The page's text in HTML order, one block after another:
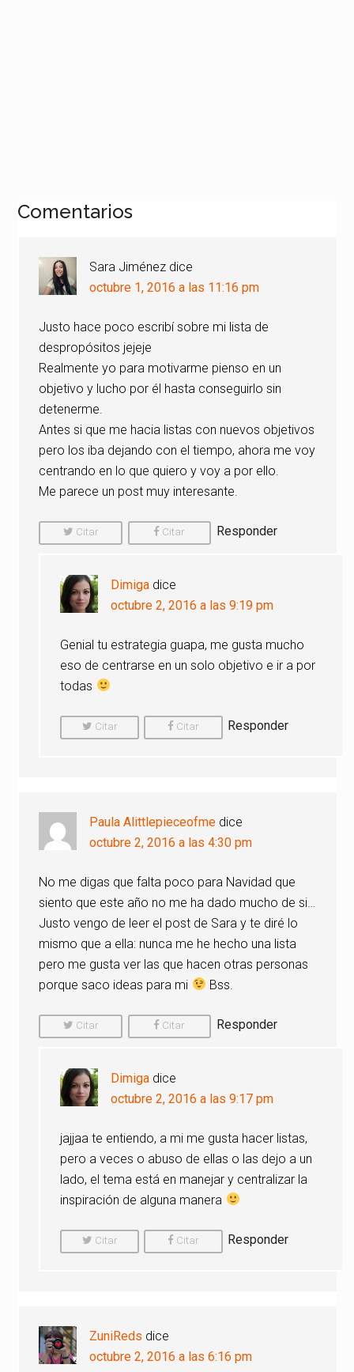
Interacciones
los
lectores
Comentarios
Sara Jiménez dice
octubre 1, 2016 a las 11:16 pm
Justo hace poco escribí sobre mi lista de
despropósitos jejeje
Realmente yo para motivarme pienso en un
objetivo y lucho por él hasta conseguirlo sin
detenerme.
Antes si que me hacia listas con nuevos objetivos
pero los iba dejando con el tiempo, ahora me voy
centrando en lo que quiero y voy a por ello.
Me parece un post muy interesante.
Citar
Comentario
Citar
Comentario
Responder
Dimiga dice
octubre 2, 2016 a las 9:19 pm
Genial tu estrategia guapa, me gusta mucho
eso de centrarse en un solo objetivo e ir a por
todas
Citar
Comentario
Citar
Comentario
Responder
Paula Alittlepieceofme dice
octubre 2, 2016 a las 4:30 pm
No me digas que falta poco para Navidad que
siento que este año no me ha dado mucho de si…
Justo vengo de leer el post de Sara y te diré lo
mismo que a ella: nunca me he hecho una lista
pero me gusta ver las que hacen otras personas
porque saco ideas para mi
Bss.
Citar
Comentario
Citar
Comentario
Responder
Dimiga dice
octubre 2, 2016 a las 9:17 pm
jajjaa te entiendo, a mi me gusta hacer listas,
pero a veces o abuso de ellas o las dejo a un
lado, el tema está en manejar y centralizar la
inspiración de alguna manera
Citar
Comentario
Citar
Comentario
Responder
ZuniReds dice
octubre 2, 2016 a las 6:16 pm